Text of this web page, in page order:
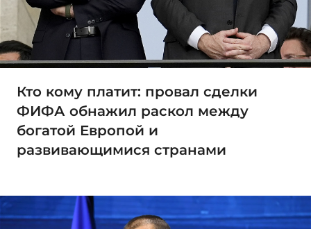
Кто кому платит: провал сделки
ФИФА обнажил раскол между
богатой Европой и
развивающимися странами